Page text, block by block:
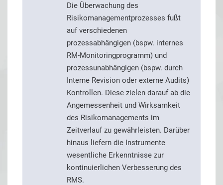
Die Überwachung des
Risikomanagementprozesses fußt
auf verschiedenen
prozessabhängigen (bspw. internes
RM-Monitoringprogramm) und
prozessunabhängigen (bspw. durch
Interne Revision oder externe Audits)
Kontrollen. Diese zielen darauf ab die
Angemessenheit und Wirksamkeit
des Risikomanagements im
Zeitverlauf zu gewährleisten. Darüber
hinaus liefern die Instrumente
wesentliche Erkenntnisse zur
kontinuierlichen Verbesserung des
RMS.